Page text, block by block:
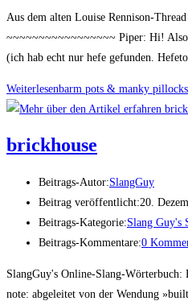
Aus dem alten Louise Rennison-
~~~~~~~~~~~~~~~~~ Piper: Hi!
(ich hab echt nur hefe gefunden.
Weiterlesenbarm pots & man­ky pillocks
brick­house
Beitrags-Autor:SlangGuy
Beitrag veröffentlicht:20.
Beitrags-Kategorie:Slang Guy's
Beitrags-Kommentare:0
SlangGuy's Online-Slang-Wörterbuch:
note: abgeleitet von der Wendung